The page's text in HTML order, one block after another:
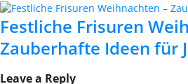
Festliche Frisuren
Zauberhafte Ideen für
Leave a Reply